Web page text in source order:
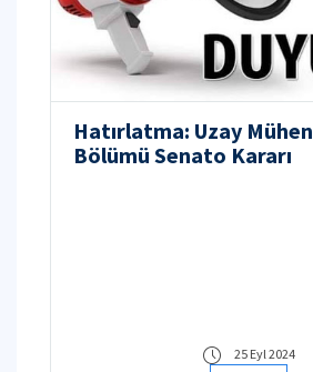
Hatırlatma: Uzay
Bölümü Senato Kararı
25 Eyl 2024